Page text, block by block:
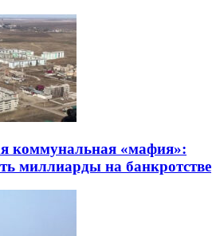
коммунальная «мафия»:
миллиарды на банкротстве